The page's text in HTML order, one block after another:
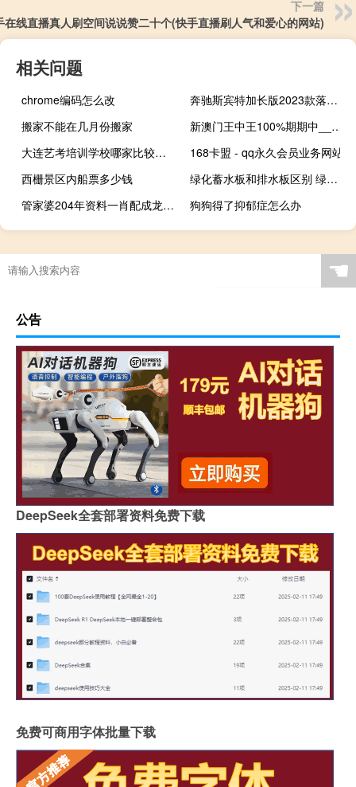
下一篇
在线直播真人刷空间说说赞二十个(快手直播刷人气和爱心的网站)
相关问题
chrome编码怎么改
奔驰斯宾特加长版2023款落地价 斯宾特商务车2023款
搬家不能在几月份搬家
新澳门王中王100%期期中__通俗的解释解答-1102.ISO.269
大连艺考培训学校哪家比较好 艺考培训学校哪家好
168卡盟 - qq永久会员业务网站
西栅景区内船票多少钱
绿化蓄水板和排水板区别 绿化排水板生产厂家
管家婆204年资料一肖配成龙_良心企业，值得支持_3DM82.00.34
狗狗得了抑郁症怎么办
☚
公告
DeepSeek全套部署资料免费下载
免费可商用字体批量下载